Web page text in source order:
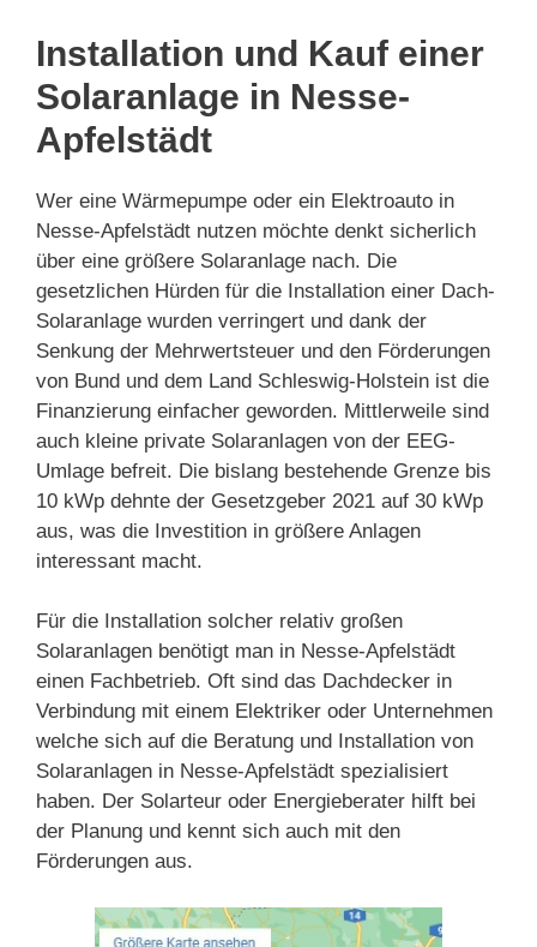
Installation und Kauf einer
Solaranlage in Nesse-
Apfelstädt
Wer eine Wärmepumpe oder ein Elektroauto in
Nesse-Apfelstädt nutzen möchte denkt sicherlich
über eine größere Solaranlage nach. Die
gesetzlichen Hürden für die Installation einer Dach-
Solaranlage wurden verringert und dank der
Senkung der Mehrwertsteuer und den Förderungen
von Bund und dem Land Schleswig-Holstein ist die
Finanzierung einfacher geworden. Mittlerweile sind
auch kleine private Solaranlagen von der EEG-
Umlage befreit. Die bislang bestehende Grenze bis
10 kWp dehnte der Gesetzgeber 2021 auf 30 kWp
aus, was die Investition in größere Anlagen
interessant macht.
Für die Installation solcher relativ großen
Solaranlagen benötigt man in Nesse-Apfelstädt
einen Fachbetrieb. Oft sind das Dachdecker in
Verbindung mit einem Elektriker oder Unternehmen
welche sich auf die Beratung und Installation von
Solaranlagen in Nesse-Apfelstädt spezialisiert
haben. Der Solarteur oder Energieberater hilft bei
der Planung und kennt sich auch mit den
Förderungen aus.